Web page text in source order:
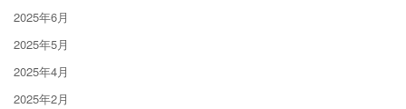
2025年6月
2025年5月
2025年4月
2025年2月